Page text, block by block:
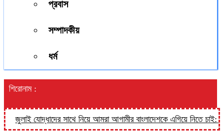
প্রবাস
সম্পাদকীয়
ধর্ম
শিরোনাম :
জুলাই যোদ্ধাদের সাথে নিয়ে আমরা আগামীর বাংলাদেশকে এগিয়ে নিতে চাই: তথ্য